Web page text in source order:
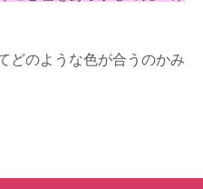
どのような色が合うのかみ